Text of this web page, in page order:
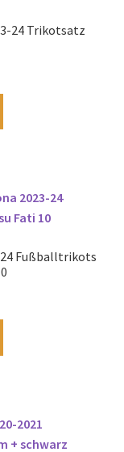
können
Produktseite
24 Trikotsatz
auf.
Die
können
Produktseite
Fußballtrikots
auf.